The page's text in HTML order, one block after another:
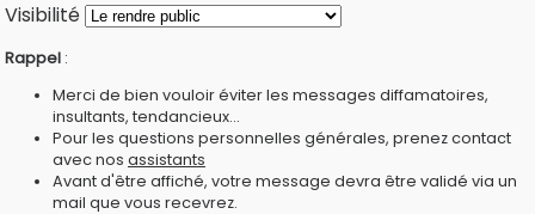
Visibilité
Rappel :
Merci de bien vouloir éviter les messages diffamatoires,
insultants, tendancieux...
Pour les questions personnelles générales, prenez contact
avec nos assistants
Avant d'être affiché, votre message devra être validé via un
mail que vous recevrez.